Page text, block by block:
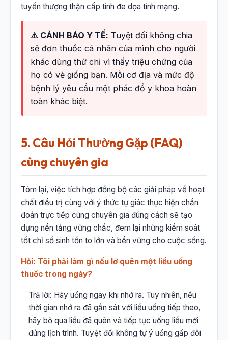
tuyến thượng thận cấp tính đe dọa tính mạng.
⚠️ CẢNH BÁO Y TẾ: Tuyệt đối không chia
sẻ đơn thuốc cá nhân của mình cho người
khác dùng thử chỉ vì thấy triệu chứng của
họ có vẻ giống bạn. Mỗi cơ địa và mức độ
bệnh lý yêu cầu một phác đồ y khoa hoàn
toàn khác biệt.
5. Câu Hỏi Thường Gặp (FAQ)
cùng chuyên gia
Tóm lại, việc tích hợp đồng bộ các giải pháp về hoạt
chất điều trị cùng với ý thức tự giác thực hiện chẩn
đoán trực tiếp cùng chuyên gia đúng cách sẽ tạo
dựng nền tảng vững chắc, đem lại những kiểm soát
tốt chỉ số sinh tồn to lớn và bền vững cho cuộc sống.
Hỏi: Tôi phải làm gì nếu lỡ quên một liều uống
thuốc trong ngày?
Trả lời: Hãy uống ngay khi nhớ ra. Tuy nhiên, nếu
thời gian nhớ ra đã gần sát với liều uống tiếp theo,
hãy bỏ qua liều đã quên và tiếp tục uống liều mới
đúng lịch trình. Tuyệt đối không tự ý uống gấp đôi